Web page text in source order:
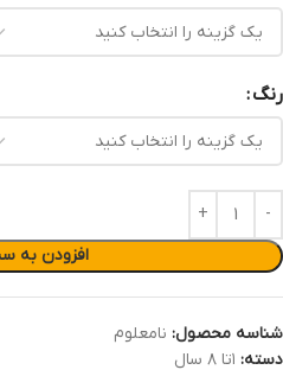
رنگ
افزودن به
شناسه محصول: نامعلوم
دسته: ۱تا ۸ سال